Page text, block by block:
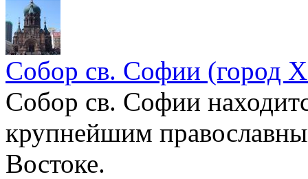
Собор св. Софии (город
Собор св. Софии
крупнейшим
Востоке.